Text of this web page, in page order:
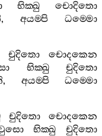
භික‍්ඛු
චොදිතො
, අයම‍්පි
ධම‍්මො
චුදිතො
චොදකෙන
භික‍්ඛු
චුදිතො
, අයම‍්පි
ධම‍්මො
චුදිතො
චොදකෙන
භික‍්ඛු
චුදිතො